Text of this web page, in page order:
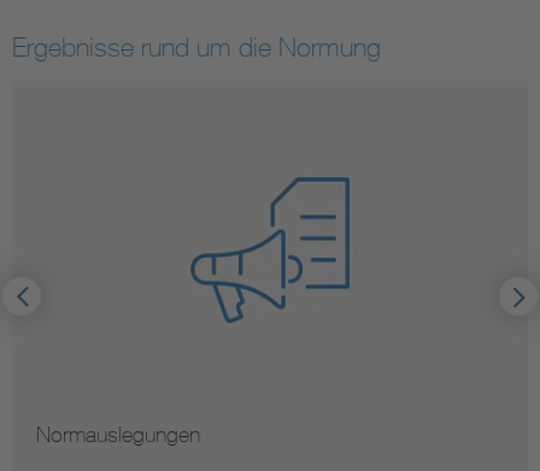
Ergebnisse rund um die Normung
Normauslegungen